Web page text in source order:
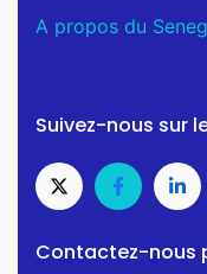
A propos du
Suivez-nous sur
Contactez-nous